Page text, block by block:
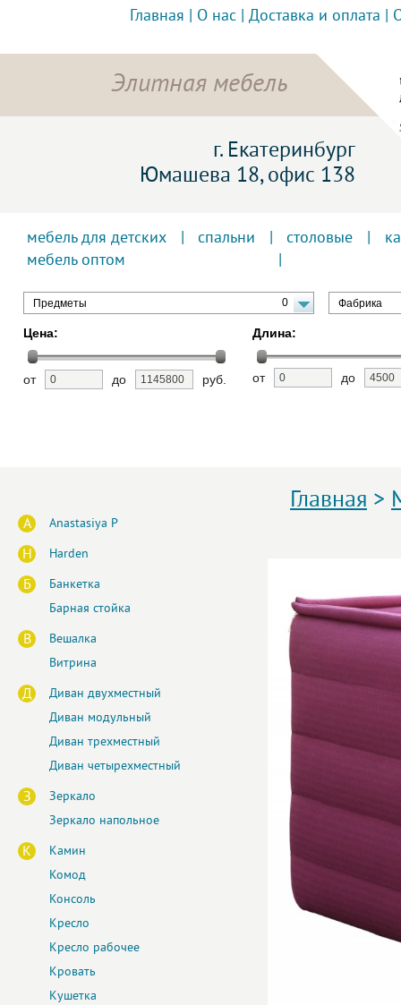
Главная О нас Доставка и оплата
Элитная мебель
г. Екатеринбург
Юмашева 18, офис 138
мебель для детских спальни столовые
мебель оптом
Предметы 0 Фабрика
Цена:
от до руб.
Длина:
от до
A Anastasiya P
H Harden
Б
Банкетка
Барная стойка
В
Вешалка
Витрина
Д
Диван двухместный
Диван модульный
Диван трехместный
Диван четырехместный
З
Зеркало
Зеркало напольное
К
Камин
Комод
Консоль
Кресло
Кресло рабочее
Кровать
Кушетка
Главная >